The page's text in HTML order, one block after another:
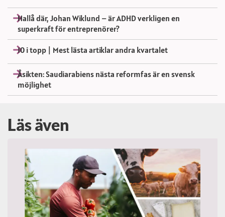
Hallå där, Johan Wiklund – är ADHD verkligen en
superkraft för entreprenörer?
10 i topp | Mest lästa artiklar andra kvartalet
Åsikten: Saudiarabiens nästa reformfas är en svensk
möjlighet
Läs även